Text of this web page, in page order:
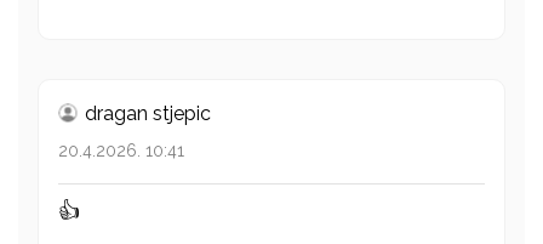
dragan stjepic
20.4.2026. 10:41
👍